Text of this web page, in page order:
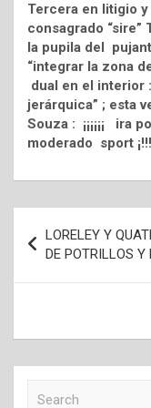
Tercera en litigio
consagrado
la pupila del
“integrar la zona
dual en el interior
jerárquica” ; esta
Souza : ¡¡¡¡¡¡ ira
moderado sport
de
entradas
LORELEY Y
DE POTRILLOS